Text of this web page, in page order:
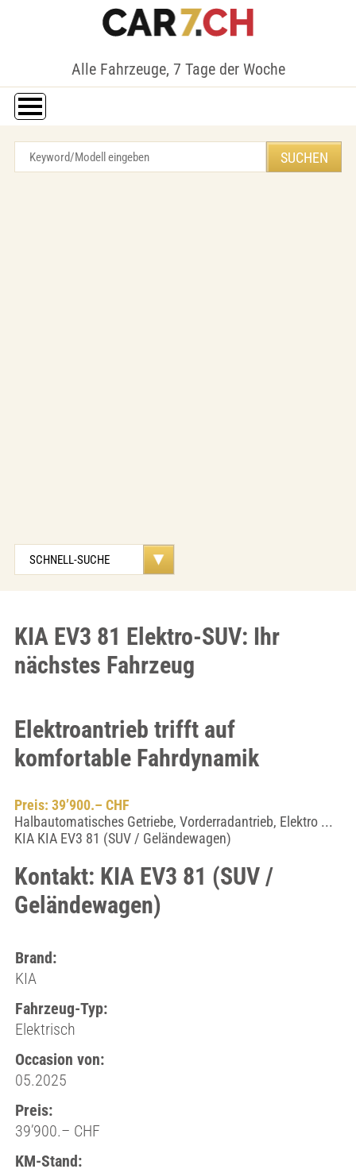
Alle Fahrzeuge, 7 Tage der Woche
KIA EV3 81 Elektro-SUV: Ihr
nächstes Fahrzeug
Elektroantrieb trifft auf
komfortable Fahrdynamik
Preis: 39’900.– CHF
Halbautomatisches Getriebe, Vorderradantrieb, Elektro ...
KIA KIA EV3 81 (SUV / Geländewagen)
Kontakt: KIA EV3 81 (SUV /
Geländewagen)
Brand:
KIA
Fahrzeug-Typ:
Elektrisch
Occasion von:
05.2025
Preis:
39’900.– CHF
KM-Stand: